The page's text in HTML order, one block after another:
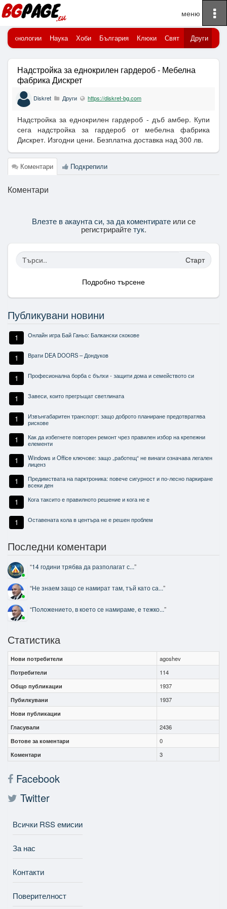
Начало
Технологии Наука Хоби България Клюки Свят Други
Надстройка за еднокрилен гардероб - Мебелна
фабрика Дискрет
Diskret Други https://diskret-bg.com
Надстройка за еднокрилен гардероб - дъб амбер. Купи
сега надстройка за гардероб от мебелна фабрика
Дискрет. Изгодни цени. Безплатна доставка над 300 лв.
Коментари Подкрепили
Коментари
Влезте в акаунта си, за да коментиратеили се
регистрирайтетук.
Старт
Подробно търсене
Публикувани новини
1 Онлайн игра Бай Ганьо: Балкански скокове
1 Врати DEA DOORS – Дондуков
1 Професионална борба с бълхи - защити дома и семейството си
1 Завеси, които прегръщат светлината
1
Извънгабаритен транспорт: защо доброто планиране предотвратява
рискове
1
Как да избегнете повторен ремонт чрез правилен избор на крепежни
елементи
1
Windows и Office ключове: защо „работещ“ не винаги означава легален
лиценз
1
Предимствата на парктроника: повече сигурност и по-лесно паркиране
всеки ден
1 Кога таксито е правилното решение и кога не е
1 Оставената кола в центъра не е решен проблем
Последни коментари
“14 години трябва да разполагат с...”
“Не знаем защо се намират там, тъй като са...”
“Положението, в което се намираме, е тежко...”
Статистика
Нови потребители
agoshev
Потребители
114
Общо публикации
1937
Пубилкувани
1937
Нови публикации
Гласували
2436
Вотове за коментари
0
Коментари
3
Facebook
Twitter
Всички RSS емисии
За нас
Контакти
Поверителност